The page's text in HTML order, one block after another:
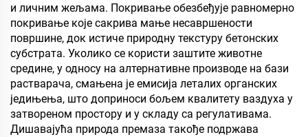
и личним жељама. Покривање обезбеђује равномерно
покривање које сакрива мање несавршености
површине, док истиче природну текстуру бетонских
субстрата. Уколико се користи заштите животне
средине, у односу на алтернативне производе на бази
растварача, смањена је емисија леталих органских
једињења, што доприноси бољем квалитету ваздуха у
затвореном простору и у складу са регулативама.
Дишавајућа природа премаза такође подржава